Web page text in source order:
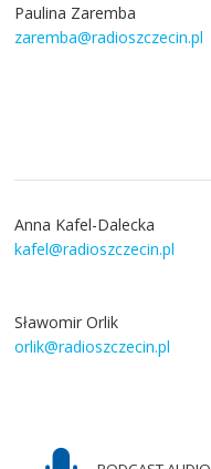
Paulina Zaremba
zaremba@radioszczecin.pl
Anna Kafel-Dalecka
kafel@radioszczecin.pl
Sławomir Orlik
orlik@radioszczecin.pl